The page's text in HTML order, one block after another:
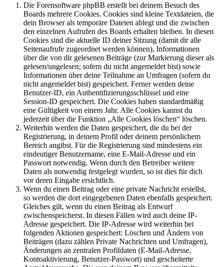
Die Forensoftware phpBB erstellt bei deinem Besuch des
Boards mehrere Cookies. Cookies sind kleine Textdateien, die
dein Browser als temporäre Dateien ablegt und die zwischen
den einzelnen Aufrufen des Boards erhalten bleiben. In diesen
Cookies sind die aktuelle ID deiner Sitzung (damit dir alle
Seitenaufrufe zugeordnet werden können), Informationen
über die von dir gelesenen Beiträge (zur Markierung dieser als
gelesen/ungelesen; sofern du nicht angemeldet bist) sowie
Informationen über deine Teilnahme an Umfragen (sofern du
nicht angemeldet bist) gespeichert. Ferner werden deine
Benutzer-ID, ein Authentifizierungsschlüssel und eine
Session-ID gespeichert. Die Cookies haben standardmäßig
eine Gültigkeit von einem Jahr. Alle Cookies kannst du
jederzeit über die Funktion „Alle Cookies löschen“ löschen.
Weiterhin werden die Daten gespeichert, die du bei der
Registrierung, in deinem Profil oder deinem persönlichem
Bereich angibst. Für die Registrierung sind mindestens ein
eindeutiger Benutzername, eine E-Mail-Adresse und ein
Passwort notwendig. Wenn durch den Betreiber weitere
Daten als notwendig festgelegt wurden, so ist dies für dich
vor deren Eingabe ersichtlich.
Wenn du einen Beitrag oder eine private Nachricht erstellst,
so werden die dort eingegebenen Daten ebenfalls gespeichert.
Gleiches gilt, wenn du einen Beitrag als Entwurf
zwischenspeicherst. In diesen Fällen wird auch deine IP-
Adresse gespeichert. Die IP-Adresse wird weiterhin bei
folgenden Aktionen gespeichert: Löschen und Ändern von
Beiträgen (dazu zählen Private Nachrichten und Umfragen),
Änderungen an zentralen Profildaten (E-Mail-Adresse,
Kontoaktivierung, Benutzer-Passwort) und gescheiterte